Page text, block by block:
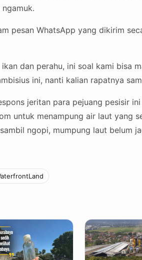
pesan WhatsApp yang dikirim
dan perahu, ini soal kami bisa
ini, nanti kalian rapatnya
jeritan para pejuang pesisir
untuk menampung air laut yang
ngopi, mumpung laut belum